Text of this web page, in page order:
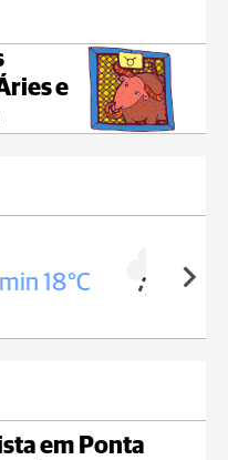
e
min 18°C
em Ponta